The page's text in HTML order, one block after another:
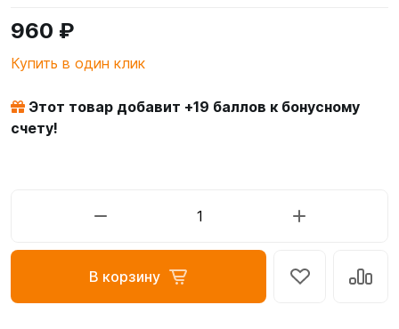
960 ₽
Купить в один клик
Этот товар добавит +19 баллов к бонусному
счету!
В корзину